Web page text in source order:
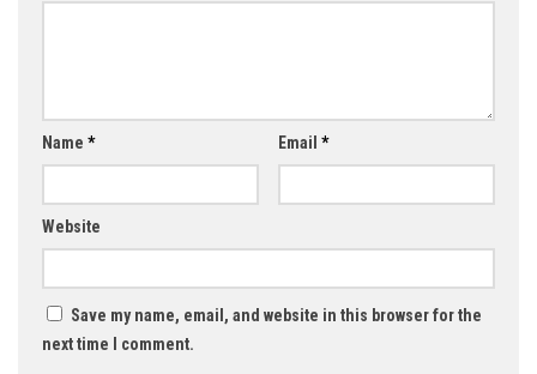
Name * Email *
Website
Save my name, email, and website in this browser for the
next time I comment.